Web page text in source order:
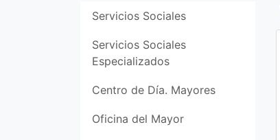
Servicios Sociales
Servicios Sociales
Especializados
Centro de Día. Mayores
Oficina del Mayor